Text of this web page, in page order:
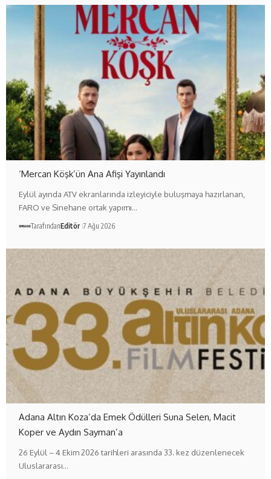
‘Mercan Köşk’ün Ana Afişi Yayınlandı
Eylül ayında ATV ekranlarında izleyiciyle buluşmaya hazırlanan,
FARO ve Sinehane ortak yapımı…
TarafındanEditör 7 Ağu 2026
Adana Altın Koza’da Emek Ödülleri Suna Selen, Macit
Koper ve Aydın Sayman’a
26 Eylül – 4 Ekim 2026 tarihleri arasında 33. kez düzenlenecek
Uluslararası…